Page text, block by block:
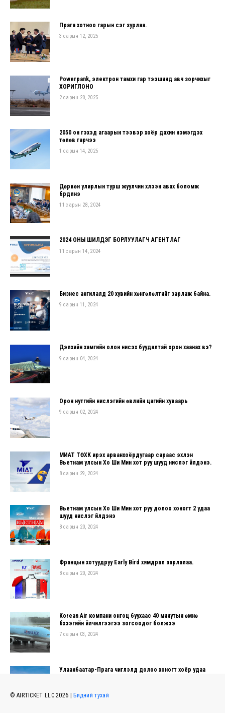
Прага хотноо гарын үсэг зурлаа.
3 сарын 12, 2025
Powerpank, электрон тамхи гар тээшинд авч зорчихыг
ХОРИГЛОНО
2 сарын 20, 2025
2050 он гэхэд агаарын тээвэр хоёр дахин нэмэгдэх
төлөв гарчээ
1 сарын 14, 2025
Дөрвөн улирлын турш жуулчин хүлээн авах боломж
бүрдүүлнэ
11 сарын 28, 2024
2024 ОНЫ ШИЛДЭГ БОРЛУУЛАГЧ АГЕНТЛАГ
11 сарын 14, 2024
Бизнес ангилалд 20 хувийн хөнгөлөлтийг зарлаж байна.
9 сарын 11, 2024
Дэлхийн хамгийн олон нисэх буудалтай орон хаанах вэ?
9 сарын 04, 2024
Орон нутгийн нислэгийн өвлийн цагийн хуваарь
9 сарын 02, 2024
МИАТ ТӨХК ирэх арванхоёрдугаар сараас эхлэн
Вьетнам улсын Хо Ши Мин хот руу шууд нислэг үйлдэнэ.
8 сарын 29, 2024
Вьетнам улсын Хо Ши Мин хот руу долоо хоногт 2 удаа
шууд нислэг үйлдэнэ
8 сарын 20, 2024
Францын хотуудруу Early Bird хямдрал зарлалаа.
8 сарын 20, 2024
Korean Air компани онгоц буухаас 40 минутын өмнө
бүхээгийн үйлчилгээгээ зогсоодог болжээ
7 сарын 03, 2024
Улаанбаатар-Прага чиглэлд долоо хоногт хоёр удаа
© AIRTICKET LLC 2026 | Бидний тухай